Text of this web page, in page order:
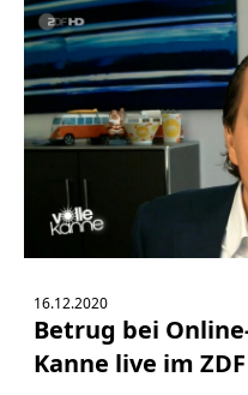
16.12.2020
Betrug bei
Kanne live im ZDF